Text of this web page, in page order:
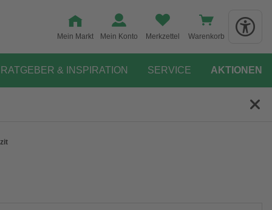
Mein Markt Mein Konto Merkzettel Warenkorb
RATGEBER & INSPIRATION SERVICE AKTIONEN